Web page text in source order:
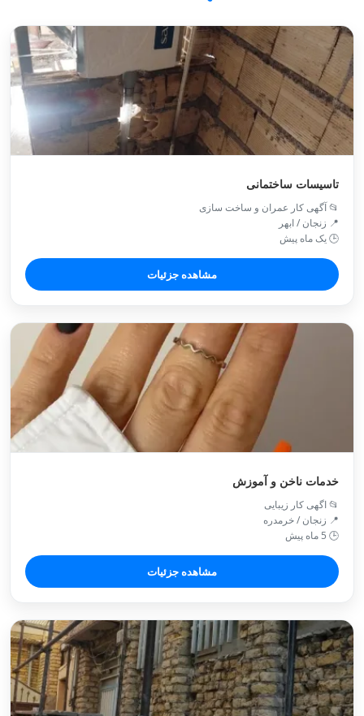
تاسیسات ساختمانی
📂 آگهی کار عمران و ساخت سازی
📍 زنجان / ابهر
🕒 یک ماه پیش
مشاهده جزئیات
خدمات ناخن و آموزش
📂 اگهی کار زیبایی
📍 زنجان / خرمدره
🕒 5 ماه پیش
مشاهده جزئیات